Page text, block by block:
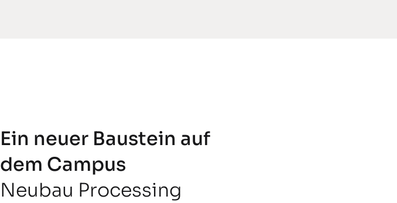
Ein neuer Baustein auf
dem Campus
Neubau Processing